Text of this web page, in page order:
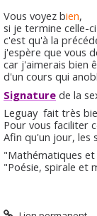
Vous voyez bien,
si je termine celle-
c'est qu'à la
j'espère que vous
car j'aimerais bien
d'un cours qui
Signature de la
Leguay fait très
Pour vous faciliter
Afin qu'un jour, les
"Mathématiques
"Poésie, spirale et